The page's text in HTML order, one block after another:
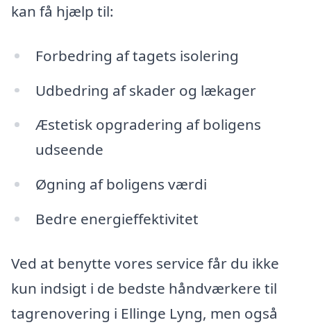
kan få hjælp til:
Forbedring af tagets isolering
Udbedring af skader og lækager
Æstetisk opgradering af boligens
udseende
Øgning af boligens værdi
Bedre energieffektivitet
Ved at benytte vores service får du ikke
kun indsigt i de bedste håndværkere til
tagrenovering i Ellinge Lyng, men også